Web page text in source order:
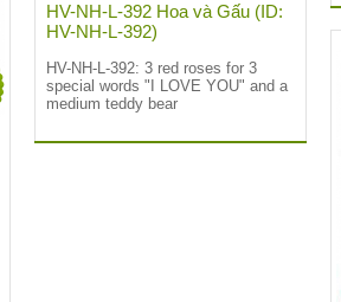
HV-NH-L-392 Hoa và Gấu (ID:
HV-NH-L-392)
HV-NH-L-392: 3 red roses for 3
special words "I LOVE YOU" and a
medium teddy bear